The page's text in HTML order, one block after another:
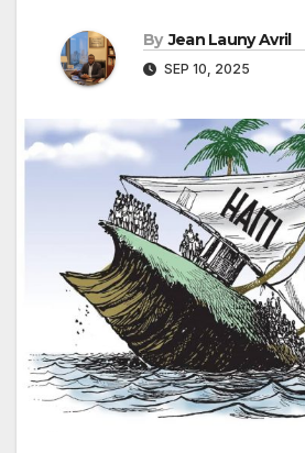
By Jean Launy Avril
SEP 10, 2025